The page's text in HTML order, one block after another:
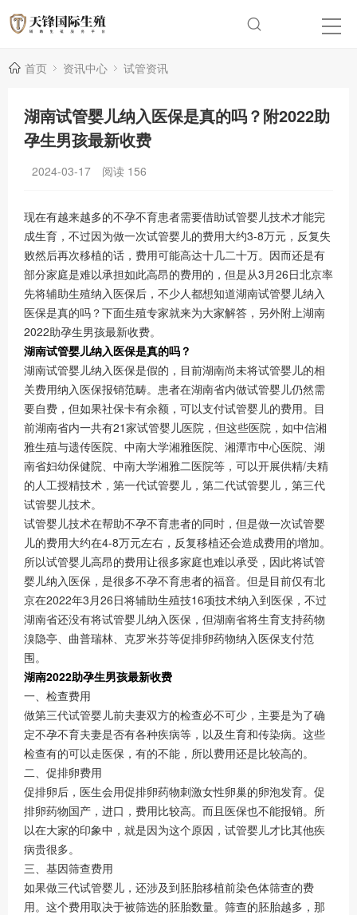
首页 资讯中心 试管资讯
湖南试管婴儿纳入医保是真的吗？附2022助
孕生男孩最新收费
2024-03-17 阅读 156
现在有越来越多的不孕不育患者需要借助试管婴儿技术才能完
成生育，不过因为做一次试管婴儿的费用大约3-8万元，反复失
败然后再次移植的话，费用可能高达十几二十万。因而还是有
部分家庭是难以承担如此高昂的费用的，但是从3月26日北京率
先将辅助生殖纳入医保后，不少人都想知道湖南试管婴儿纳入
医保是真的吗？下面生殖专家就来为大家解答，另外附上湖南
2022助孕生男孩最新收费。
湖南试管婴儿纳入医保是真的吗？
湖南试管婴儿纳入医保是假的，目前湖南尚未将试管婴儿的相
关费用纳入医保报销范畴。患者在湖南省内做试管婴儿仍然需
要自费，但如果社保卡有余额，可以支付试管婴儿的费用。目
前湖南省内一共有21家试管婴儿医院，但这些医院，如中信湘
雅生殖与遗传医院、中南大学湘雅医院、湘潭市中心医院、湖
南省妇幼保健院、中南大学湘雅二医院等，可以开展供精/夫精
的人工授精技术，第一代试管婴儿，第二代试管婴儿，第三代
试管婴儿技术。
试管婴儿技术在帮助不孕不育患者的同时，但是做一次试管婴
儿的费用大约在4-8万元左右，反复移植还会造成费用的增加。
所以试管婴儿高昂的费用让很多家庭也难以承受，因此将试管
婴儿纳入医保，是很多不孕不育患者的福音。但是目前仅有北
京在2022年3月26日将辅助生殖技16项技术纳入到医保，不过
湖南省还没有将试管婴儿纳入医保，但湖南省将生育支持药物
溴隐亭、曲普瑞林、克罗米芬等促排卵药物纳入医保支付范
围。
湖南2022助孕生男孩最新收费
一、检查费用
做第三代试管婴儿前夫妻双方的检查必不可少，主要是为了确
定不孕不育夫妻是否有各种疾病等，以及生育和传染病。这些
检查有的可以走医保，有的不能，所以费用还是比较高的。
二、促排卵费用
促排卵后，医生会用促排卵药物刺激女性卵巢的卵泡发育。促
排卵药物国产，进口，费用比较高。而且医保也不能报销。所
以在大家的印象中，就是因为这个原因，试管婴儿才比其他疾
病贵很多。
三、基因筛查费用
如果做三代试管婴儿，还涉及到胚胎移植前染色体筛查的费
用。这个费用取决于被筛选的胚胎数量。筛查的胚胎越多，那